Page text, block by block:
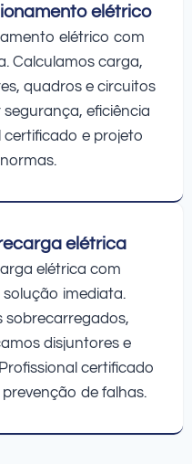
elétrico
elétrico com
Calculamos carga,
quadros e circuitos
eficiência
certificado e projeto
elétrica
elétrica com
imediata.
sobrecarregados,
disjuntores e
certificado
de falhas.